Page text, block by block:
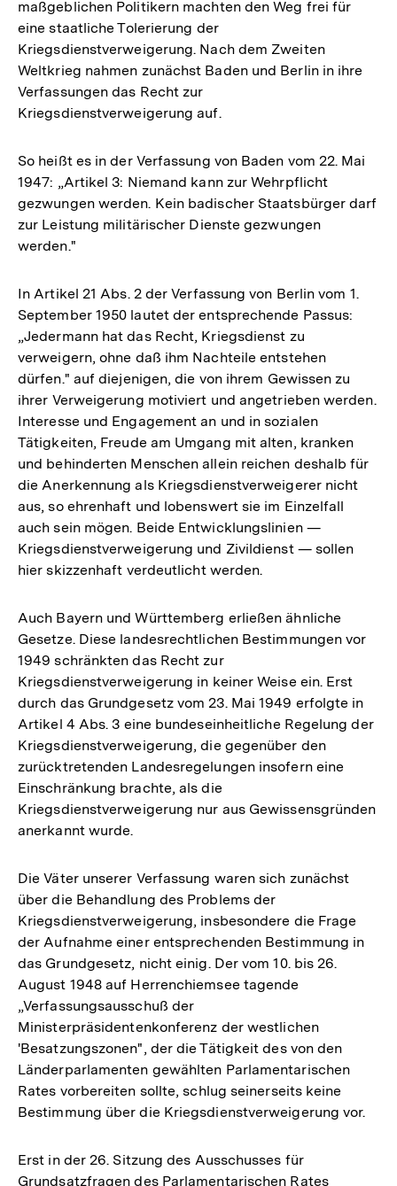
maßgeblichen Politikern machten den Weg frei für
eine staatliche Tolerierung der
Kriegsdienstverweigerung. Nach dem Zweiten
Weltkrieg nahmen zunächst Baden und Berlin in ihre
Verfassungen das Recht zur
Kriegsdienstverweigerung auf.
So heißt es in der Verfassung von Baden vom 22. Mai
1947: „Artikel 3: Niemand kann zur Wehrpflicht
gezwungen werden. Kein badischer Staatsbürger darf
zur Leistung militärischer Dienste gezwungen
werden."
In Artikel 21 Abs. 2 der Verfassung von Berlin vom 1.
September 1950 lautet der entsprechende Passus:
„Jedermann hat das Recht, Kriegsdienst zu
verweigern, ohne daß ihm Nachteile entstehen
dürfen." auf diejenigen, die von ihrem Gewissen zu
ihrer Verweigerung motiviert und angetrieben werden.
Interesse und Engagement an und in sozialen
Tätigkeiten, Freude am Umgang mit alten, kranken
und behinderten Menschen allein reichen deshalb für
die Anerkennung als Kriegsdienstverweigerer nicht
aus, so ehrenhaft und lobenswert sie im Einzelfall
auch sein mögen. Beide Entwicklungslinien —
Kriegsdienstverweigerung und Zivildienst — sollen
hier skizzenhaft verdeutlicht werden.
Auch Bayern und Württemberg erließen ähnliche
Gesetze. Diese landesrechtlichen Bestimmungen vor
1949 schränkten das Recht zur
Kriegsdienstverweigerung in keiner Weise ein. Erst
durch das Grundgesetz vom 23. Mai 1949 erfolgte in
Artikel 4 Abs. 3 eine bundeseinheitliche Regelung der
Kriegsdienstverweigerung, die gegenüber den
zurücktretenden Landesregelungen insofern eine
Einschränkung brachte, als die
Kriegsdienstverweigerung nur aus Gewissensgründen
anerkannt wurde.
Die Väter unserer Verfassung waren sich zunächst
über die Behandlung des Problems der
Kriegsdienstverweigerung, insbesondere die Frage
der Aufnahme einer entsprechenden Bestimmung in
das Grundgesetz, nicht einig. Der vom 10. bis 26.
August 1948 auf Herrenchiemsee tagende
„Verfassungsausschuß der
Ministerpräsidentenkonferenz der westlichen
'Besatzungszonen", der die Tätigkeit des von den
Länderparlamenten gewählten Parlamentarischen
Rates vorbereiten sollte, schlug seinerseits keine
Bestimmung über die Kriegsdienstverweigerung vor.
Erst in der 26. Sitzung des Ausschusses für
Grundsatzfragen des Parlamentarischen Rates